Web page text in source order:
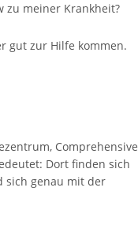
zu meiner Krankheit?
gut zur Hilfe kommen.
Comprehensive
Dort finden sich
sich genau mit der